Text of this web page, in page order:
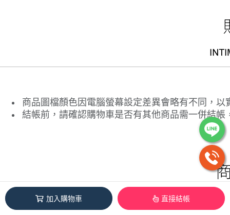
加入購物車 直接結帳
商品圖檔顏色因電腦螢幕設定差異會略有不同，
結帳前，請確認購物車是否有其他商品需一併結